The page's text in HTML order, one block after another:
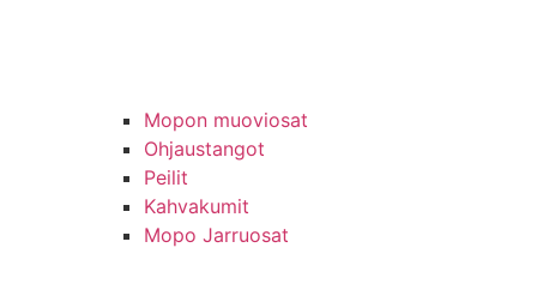
Mopon muoviosat
Ohjaustangot
Peilit
Kahvakumit
Mopo Jarruosat